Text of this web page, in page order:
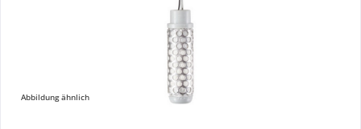
Abbildung ähnlich